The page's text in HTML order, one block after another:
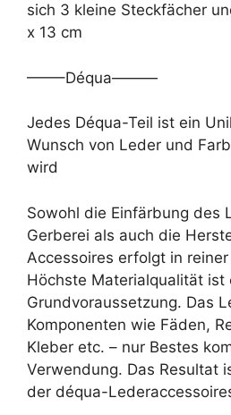
sich 3 kleine Steckfächer
x 13 cm
——–Déqua———
Jedes Déqua-Teil ist ein
Wunsch von Leder und
wird
Sowohl die Einfärbung des
Gerberei als auch die
Accessoires erfolgt in
Höchste Materialqualität ist
Grundvoraussetzung. Das
Komponenten wie Fäden,
Kleber etc. – nur Bestes
Verwendung. Das Resultat
der déqua-